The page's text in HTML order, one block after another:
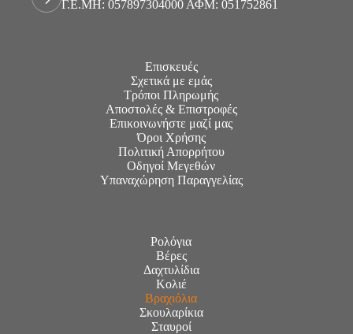
Γ.Ε.ΜΗ: 057897304000 ΑΦΜ: 051752861
Επισκευές
Σχετικά με εμάς
Τρόποι Πληρωμής
Αποστολές & Επιστροφές
Επικοινωνήστε μαζί μας
Όροι Χρήσης
Πολιτική Απορρήτου
Οδηγοί Μεγεθών
Υπαναχώρηση Παραγγελίας
Ρολόγια
Βέρες
Δαχτυλίδια
Κολιέ
Βραχιόλια
Σκουλαρίκια
Σταυροί